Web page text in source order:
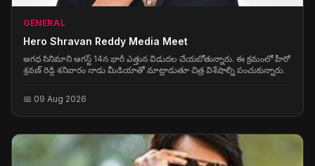
GENERAL
Hero Shravan Reddy Media Meet
అగధ సినిమాని ఆగస్ట్ 14న భారీ ఎత్తున విడుదల చేయబోతున్నారు. ఈ క్రమంలో హీరో
శ్రవణ్ రెడ్డి శనివారం నాడు మీడియాతో మాట్లాడుతూ చిత్ర విశేషాల్ని పంచుకున్నారు.
📅 09 Aug 2026